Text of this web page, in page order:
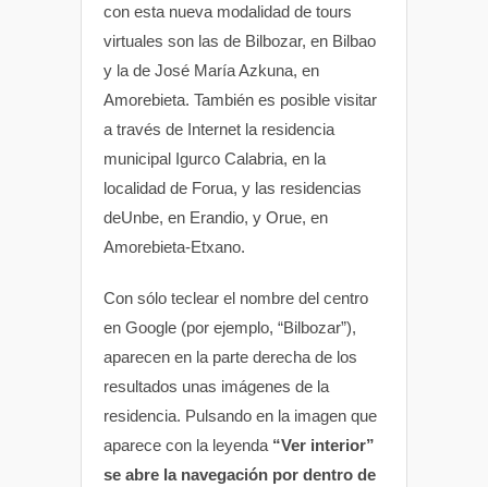
con esta nueva modalidad de tours
virtuales son las de Bilbozar, en Bilbao
y la de José María Azkuna, en
Amorebieta. También es posible visitar
a través de Internet la residencia
municipal Igurco Calabria, en la
localidad de Forua, y las residencias
deUnbe, en Erandio, y Orue, en
Amorebieta-Etxano.
Con sólo teclear el nombre del centro
en Google (por ejemplo, “Bilbozar”),
aparecen en la parte derecha de los
resultados unas imágenes de la
residencia. Pulsando en la imagen que
aparece con la leyenda “Ver interior”
se abre la navegación por dentro de